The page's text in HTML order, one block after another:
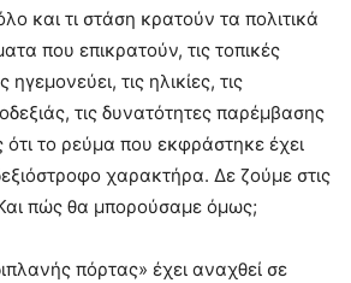
και τι στάση κρατούν τα πολιτικά
που επικρατούν, τις τοπικές
ηγεμονεύει, τις ηλικίες, τις
τις δυνατότητες παρέμβασης
το ρεύμα που εκφράστηκε έχει
χαρακτήρα. Δε ζούμε στις
πώς θα μπορούσαμε όμως;
πόρτας» έχει αναχθεί σε